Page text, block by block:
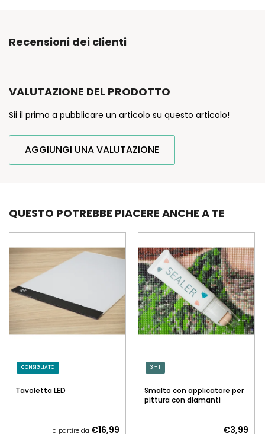
Recensioni dei clienti
VALUTAZIONE DEL PRODOTTO
Sii il primo a pubblicare un articolo su questo articolo!
AGGIUNGI UNA VALUTAZIONE
QUESTO POTREBBE PIACERE ANCHE A TE
CONSIGLIATO
Tavoletta LED
a partire da €16,99
3 + 1
Smalto con applicatore per
pittura con diamanti
€3,99